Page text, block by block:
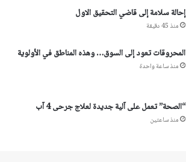
إحالة سلامة إلى قاضي التحقيق الاول
منذ 45 دقيقة
المحروقات تعود إلى السوق… وهذه المناطق في الأولوية
منذ ساعة واحدة
“الصحة” تعمل على آلية جديدة لعلاج جرحى 4 آب
منذ ساعتين